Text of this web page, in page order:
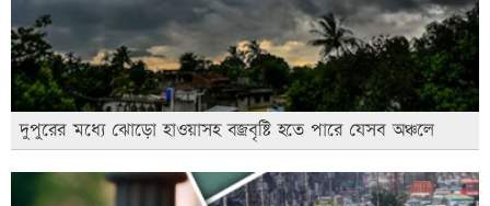
দুপুরের মধ্যে ঝোড়ো হাওয়াসহ বজ্রবৃষ্টি হতে পারে যেসব অঞ্চলে